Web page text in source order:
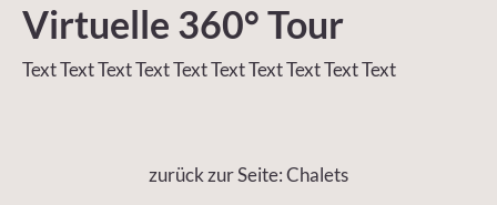
Virtuelle 360° Tour
Text Text Text Text Text Text Text Text Text Text
zurück zur Seite: Chalets